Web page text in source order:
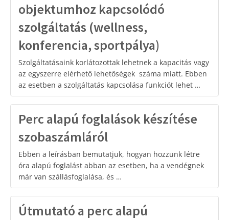
objektumhoz kapcsolódó
szolgáltatás (wellness,
konferencia, sportpálya)
Szolgáltatásaink korlátozottak lehetnek a kapacitás vagy
az egyszerre elérhető lehetőségek száma miatt. Ebben
az esetben a szolgáltatás kapcsolása funkciót lehet …
Perc alapú foglalások készítése
szobaszámláról
Ebben a leírásban bemutatjuk, hogyan hozzunk létre
óra alapú foglalást abban az esetben, ha a vendégnek
már van szállásfoglalása, és …
Útmutató a perc alapú